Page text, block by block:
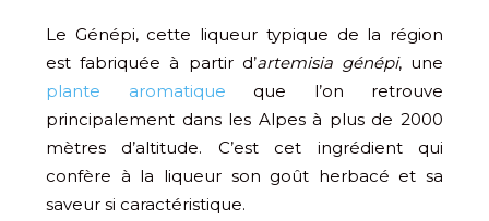
Le Génépi, cette liqueur typique de la région
est fabriquée à partir d’artemisia génépi, une
plante aromatique que l’on retrouve
principalement dans les Alpes à plus de 2000
mètres d’altitude. C’est cet ingrédient qui
confère à la liqueur son goût herbacé et sa
saveur si caractéristique.